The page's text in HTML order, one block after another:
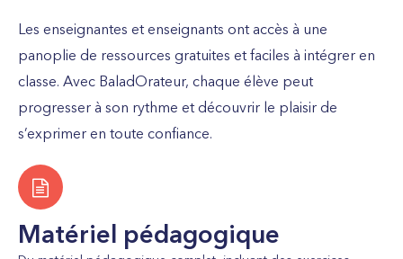
Les enseignantes et enseignants ont accès à une
panoplie de ressources gratuites et faciles à intégrer en
classe. Avec BaladOrateur, chaque élève peut
progresser à son rythme et découvrir le plaisir de
s’exprimer en toute confiance.
Matériel pédagogique